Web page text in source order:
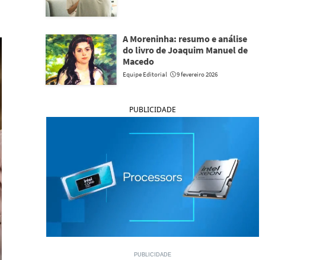
A Moreninha: resumo e análise
do livro de Joaquim Manuel de
Macedo
Equipe Editorial 9 fevereiro 2026
PUBLICIDADE